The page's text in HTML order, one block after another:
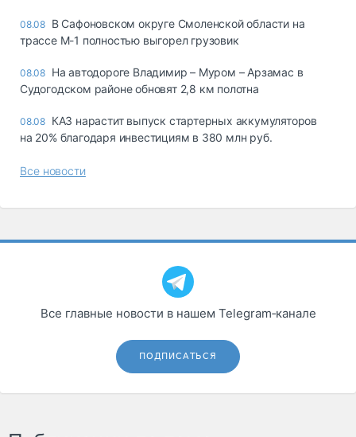
08.08 В Сафоновском округе Смоленской области на
трассе М-1 полностью выгорел грузовик
08.08 На автодороге Владимир – Муром – Арзамас в
Судогодском районе обновят 2,8 км полотна
08.08 КАЗ нарастит выпуск стартерных аккумуляторов
на 20% благодаря инвестициям в 380 млн руб.
Все новости
Все главные новости в нашем Telegram‑канале
ПОДПИСАТЬСЯ